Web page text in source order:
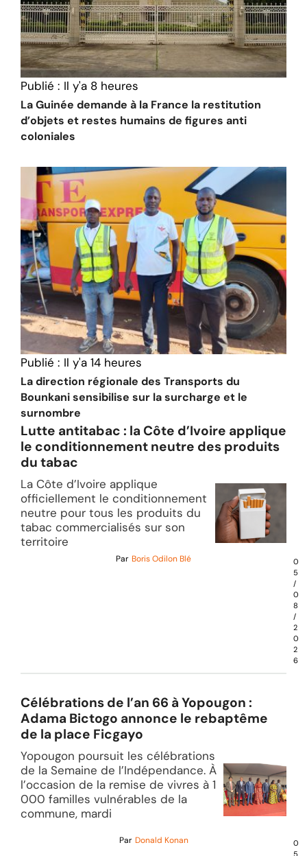
Publié : Il y'a 8 heures
La Guinée demande à la France la restitution
d’objets et restes humains de figures anti
coloniales
Publié : Il y'a 14 heures
La direction régionale des Transports du
Bounkani sensibilise sur la surcharge et le
surnombre
Lutte antitabac : la Côte d’Ivoire applique
le conditionnement neutre des produits
du tabac
La Côte d’Ivoire applique
officiellement le conditionnement
neutre pour tous les produits du
tabac commercialisés sur son
territoire
Par Boris Odilon Blé
0
5
/
0
8
/
2
0
2
6
Célébrations de l’an 66 à Yopougon :
Adama Bictogo annonce le rebaptême
de la place Ficgayo
Yopougon poursuit les célébrations
de la Semaine de l’Indépendance. À
l’occasion de la remise de vivres à 1
000 familles vulnérables de la
commune, mardi
Par Donald Konan
0